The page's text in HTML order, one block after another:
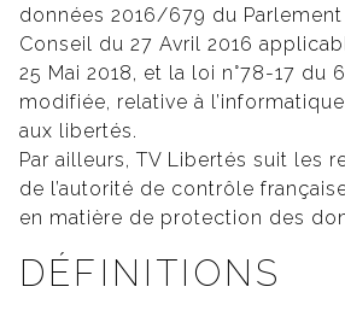
données 2016/679 du
Conseil du 27 Avril 2016
25 Mai 2018, et la loi n°78-17 du
modifiée, relative à
aux libertés.
Par ailleurs, TV Libertés suit les
de l’autorité de contrôle
en matière de protection des
DÉFINITIONS